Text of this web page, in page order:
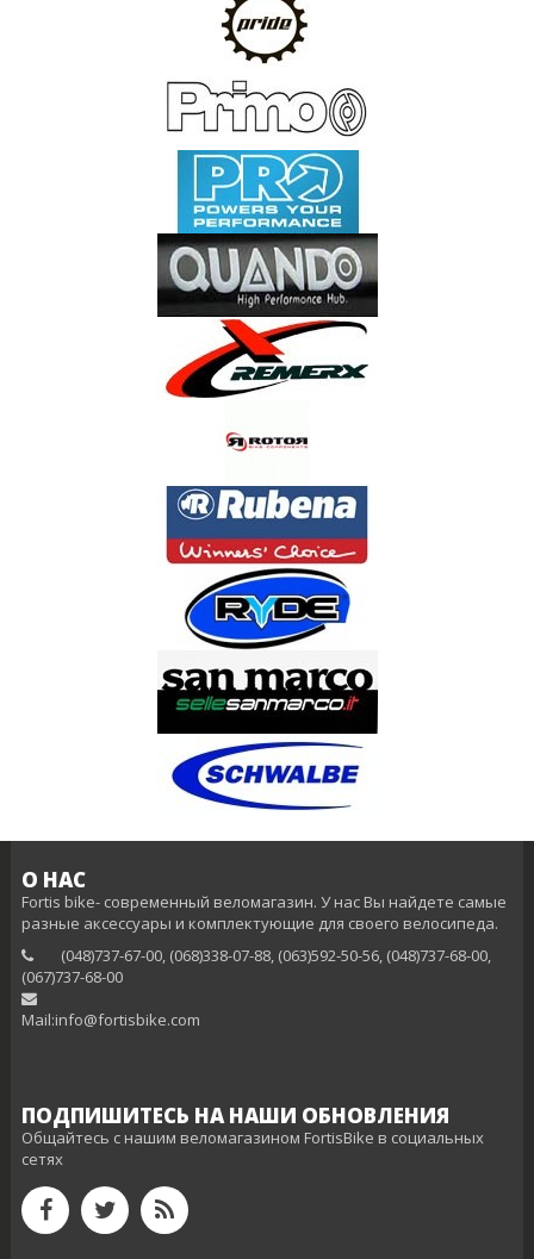
О НАС
Fortis bike- современный веломагазин. У нас Вы найдете самые
разные аксессуары и комплектующие для своего велосипеда.
(048)737-67-00, (068)338-07-88, (063)592-50-56, (048)737-68-00,
(‎067)737-68-00
Mail:info@fortisbike.com
ПОДПИШИТЕСЬ НА НАШИ ОБНОВЛЕНИЯ
Общайтесь с нашим веломагазином FortisBike в социальных
сетях